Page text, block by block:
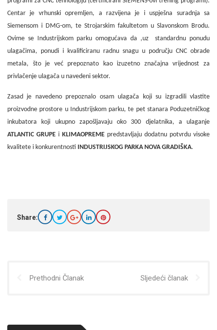
Centar je vrhunski opremljen, a razvijena je i uspješna suradnja sa
Siemensom i DMG-om, te Strojarskim fakultetom u Slavonskom Brodu.
Ovime se Industrijskom parku omogućava da ,uz standardnu ponudu
ulagačima, ponudi i kvalificiranu radnu snagu u području CNC obrade
metala, što je već prepoznato kao izuzetno značajna vrijednost za
privlačenje ulagača u navedeni sektor.
Zasad je navedeno prepoznalo osam ulagača koji su izgradili vlastite
proizvodne prostore u Industrijskom parku, te pet stanara Poduzetničkog
inkubatora koji ukupno zapošljavaju oko 300 djelatnika, a ulaganje
ATLANTIC GRUPE i KLIMAOPREME predstavljaju dodatnu potvrdu visoke
kvalitete i konkurentnosti INDUSTRIJSKOG PARKA NOVA GRADIŠKA.
Share:
Prethodni Članak Sljedeći članak